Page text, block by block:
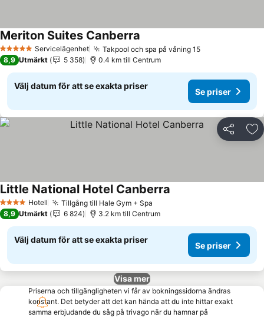
5 Stjärnor Servicelägenhet Takpool och spa på våning 15Se priser
Meriton Suites Canberra
8,9 Utmärkt 5 358 0.4 km till Centrum
Välj datum för att se exakta priser
Se priser
Dela
4 StjärnorHotell Tillgång till Hale Gym + Spa
Little National Hotel Canberra
8,9 Utmärkt 6 824 3.2 km till Centrum
Välj datum för att se exakta priser
Se priser
Visa mer
Priserna och tillgängligheten vi får av bokningssidorna ändras
konstant. Det betyder att det kan hända att du inte hittar exakt
samma erbjudande du såg på trivago när du hamnar på